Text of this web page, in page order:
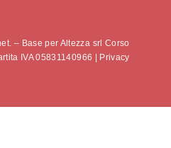
– Base per Altezza srl Corso
IVA 05831140966 | Privacy